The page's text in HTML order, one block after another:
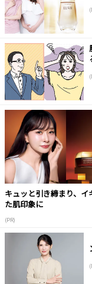
キュッと引き締まり、イ
た肌印象に
(PR)